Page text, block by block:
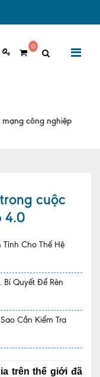
0
phòng khám
công nghiệp
cuộc
4.0
Cho Thế Hệ
Quyết Để Rèn
Cần Kiểm Tra
trên thế giới đã